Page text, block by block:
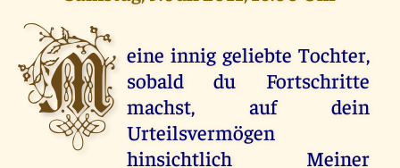
M eine innig geliebte Tochter,
sobald du Fortschritte
machst, auf dein
Urteilsvermögen
hinsichtlich Meiner